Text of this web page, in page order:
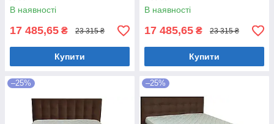
цільнозварною рамою
Коричневий
В наявності
17 485,65 ₴ 23 315 ₴
Купити
цільнозварною рамою
Фіолетовий
В наявності
17 485,65 ₴ 23 315 ₴
Купити
–25% –25%